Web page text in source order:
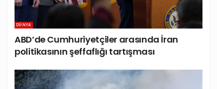
DÜNYA
ABD’de Cumhuriyetçiler arasında İran
politikasının şeffaflığı tartışması